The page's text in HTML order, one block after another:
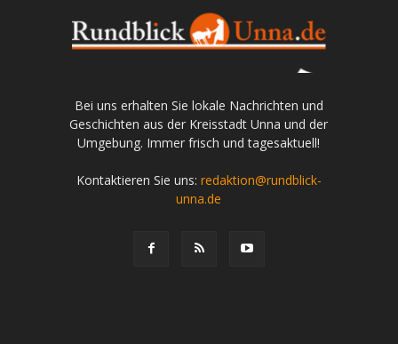
Bei uns erhalten Sie lokale Nachrichten und
Geschichten aus der Kreisstadt Unna und der
Umgebung. Immer frisch und tagesaktuell!
Kontaktieren Sie uns: redaktion@rundblick-
unna.de